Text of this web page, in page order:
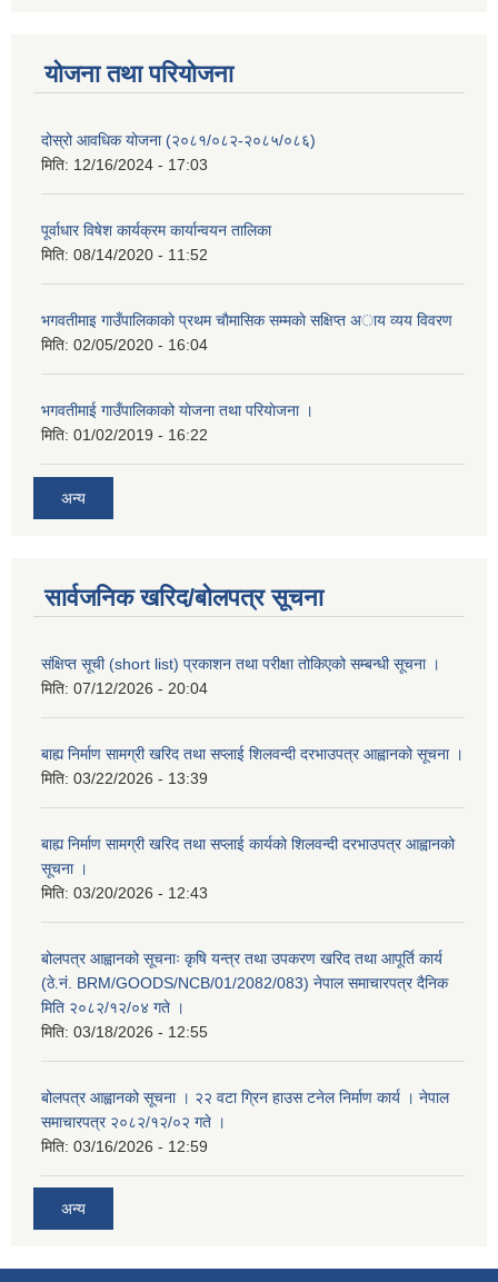
योजना तथा परियोजना
दोस्रो आवधिक योजना (२०८१/०८२-२०८५/०८६)
मिति: 12/16/2024 - 17:03
पूर्वाधार विषेश कार्यक्रम कार्यान्वयन तालिका
मिति: 08/14/2020 - 11:52
भगवतीमाइ गाउँपालिकाकाे प्रथम चाैमासिक सम्मकाे सक्षिप्त अाय व्यय विवरण
मिति: 02/05/2020 - 16:04
भगवतीमाई गाउँपालिकाको याेजना तथा परियाेजना ।
मिति: 01/02/2019 - 16:22
अन्य
सार्वजनिक खरिद/बोलपत्र सूचना
संक्षिप्त सूची (short list) प्रकाशन तथा परीक्षा तोकिएको सम्बन्धी सूचना ।
मिति: 07/12/2026 - 20:04
बाह्य निर्माण सामग्री खरिद तथा सप्लाई शिलवन्दी दरभाउपत्र आह्वानको सूचना ।
मिति: 03/22/2026 - 13:39
बाह्य निर्माण सामग्री खरिद तथा सप्लाई कार्यको शिलवन्दी दरभाउपत्र आह्वानको
सूचना ।
मिति: 03/20/2026 - 12:43
बोलपत्र आह्वानको सूचनाः कृषि यन्त्र तथा उपकरण खरिद तथा आपूर्ति कार्य
(ठे.नं. BRM/GOODS/NCB/01/2082/083) नेपाल समाचारपत्र दैनिक
मिति २०८२/१२/०४ गते ।
मिति: 03/18/2026 - 12:55
बोलपत्र आह्वानको सूचना । २२ वटा ग्रिन हाउस टनेल निर्माण कार्य । नेपाल
समाचारपत्र २०८२/१२/०२ गते ।
मिति: 03/16/2026 - 12:59
अन्य